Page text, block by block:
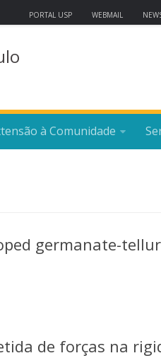
PORTAL USP WEBMAIL
à Comunidade
germanate-
de forças na